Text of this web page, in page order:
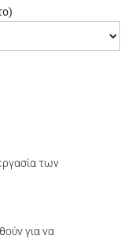
των
για να